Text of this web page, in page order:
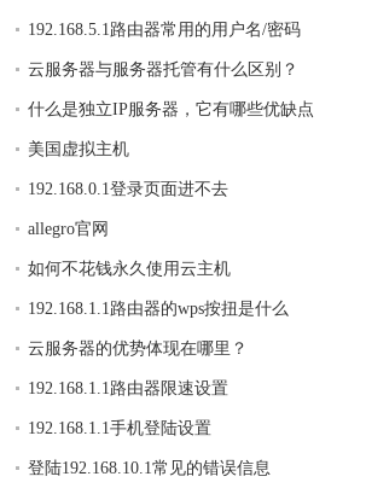
192.168.5.1路由器常用的用户名/密码
云服务器与服务器托管有什么区别？
什么是独立IP服务器，它有哪些优缺点
美国虚拟主机
192.168.0.1登录页面进不去
allegro官网
如何不花钱永久使用云主机
192.168.1.1路由器的wps按扭是什么
云服务器的优势体现在哪里？
192.168.1.1路由器限速设置
192.168.1.1手机登陆设置
登陆192.168.10.1常见的错误信息